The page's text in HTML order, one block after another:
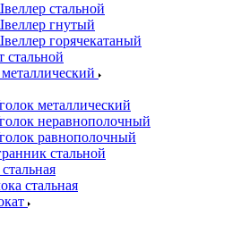
стальной
гнутый
горячекатаный
стальной
металлический
неравнополочный
равнополочный
стальной
стальная